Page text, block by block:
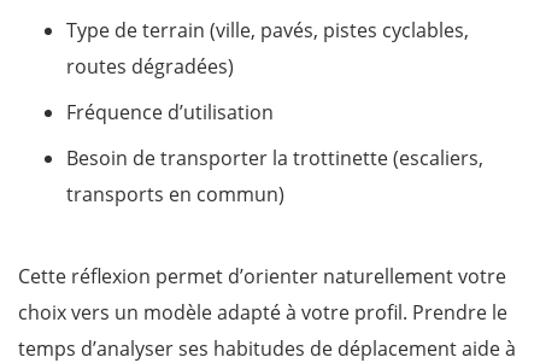
Type de terrain (ville, pavés, pistes cyclables,
routes dégradées)
Fréquence d’utilisation
Besoin de transporter la trottinette (escaliers,
transports en commun)
Cette réflexion permet d’orienter naturellement votre
choix vers un modèle adapté à votre profil. Prendre le
temps d’analyser ses habitudes de déplacement aide à